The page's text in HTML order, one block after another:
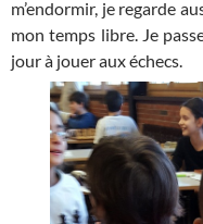
m’endormir, je regarde
mon temps libre. Je
jour à jouer aux échecs.